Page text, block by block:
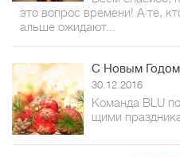
это вопрос времени! А те,
альше ожидают...
С Новым
30.12.2016
Команда BLU
щими